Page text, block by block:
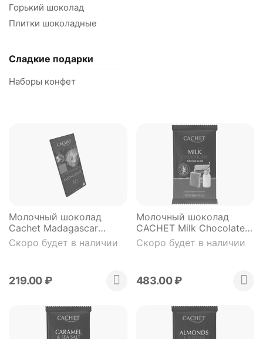
Горький шоколад
Плитки шоколадные
Сладкие подарки
Наборы конфет
Молочный шоколад
Cachet Madagascar
географический
Скоро будет в наличии
219.00₽
Молочный шоколад
CACHET Milk Chocolate
(плитка в фольге) 300 гр
Скоро будет в наличии
483.00₽